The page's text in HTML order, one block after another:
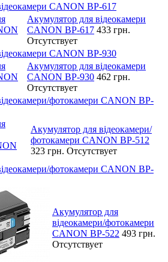
CANON BP-617
Акумулятор для відеокамери
CANON BP-617 433 грн.
Отсутствует
CANON BP-930
Акумулятор для відеокамери
CANON BP-930 462 грн.
Отсутствует
фотокамери CANON BP-
Акумулятор для відеокамери/
фотокамери CANON BP-512
323 грн. Отсутствует
фотокамери CANON BP-
Акумулятор для
відеокамери/фотокамери
CANON BP-522 493 грн.
Отсутствует